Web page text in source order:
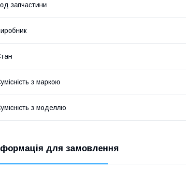
запчастини
з маркою
з моделлю
для замовлення